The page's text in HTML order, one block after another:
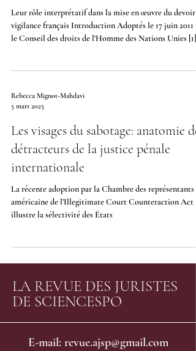
Leur rôle interprétatif dans la mise en œuvre du devoir
vigilance français Introduction Adoptés le 17 juin 2011
le Conseil des droits de l'Homme des Nations Unies [1] ,
effectif aux recours pour les victimes [2] . La loi
Rebecca Mignot-Mahdavi
5 mars 2025
Les visages du sabotage: anatomie des
détracteurs de la justice pénale
internationale
La récente adoption par la Chambre des représentants
américaine de l’Illegitimate Court Counteraction Act
illustre la sélectivité des États
LA REVUE DES JURISTES
DE SCIENCESPO
E-mail: revue.ajsp@gmail.com